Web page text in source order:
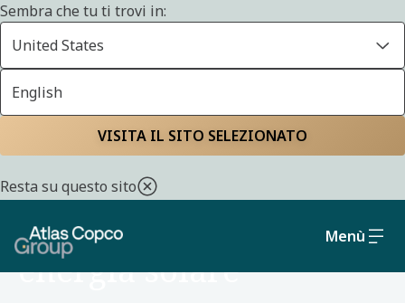
Sembra che tu ti trovi in:
United States
English
VISITA IL SITO SELEZIONATO
Resta su questo sito
Menù
FEBRUARY 20, 2026
STORIA D'INNOVAZIONE
Notti illuminate a
energia solare